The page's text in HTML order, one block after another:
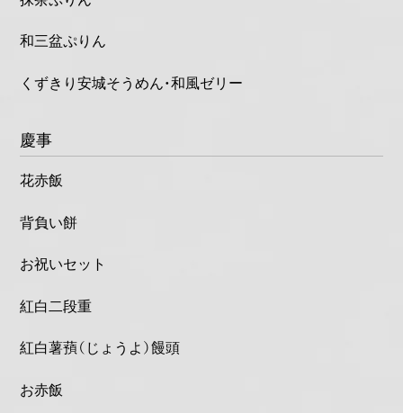
和三盆ぷりん
くずきり安城そうめん・和風ゼリー
慶事
花赤飯
背負い餅
お祝いセット
紅白二段重
紅白薯蕷（じょうよ）饅頭
お赤飯